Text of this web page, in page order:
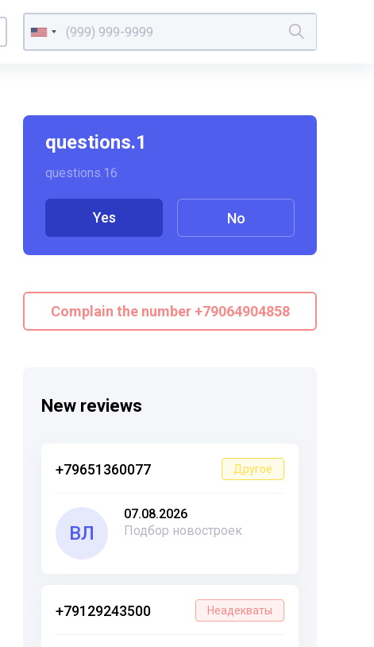
questions.1
questions.16
Yes No
Complain the number +79064904858
New reviews
+79651360077 Другое
ВЛ
07.08.2026
Подбор новостроек
+79129243500 Неадекваты